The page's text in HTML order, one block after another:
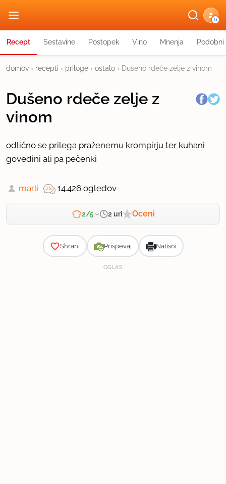
G
Recept Sestavine Postopek Vino Mnenja
domov › recepti › priloge › ostalo › Dušeno rdeče zelje z vinom
Dušeno rdeče zelje z
vinom
odlično se prilega praženemu krompirju ter kuhani
govedini ali pa pečenki
marli 14.426 ogledov
2/5 2 uri Oceni
Shrani Prispevaj Natisni
OGLAS